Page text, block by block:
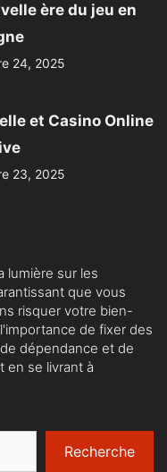
ère du jeu en
24, 2025
et Casino Online
23, 2025
lumière sur les
que vous
risquer votre bien-
de fixer des
dépendance et de
en se livrant à
Recherche